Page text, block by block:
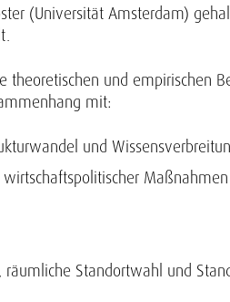
(Universität Amsterdam)
theoretischen und empirischen
mit:
und
Maßnahmen
Standortwahl und